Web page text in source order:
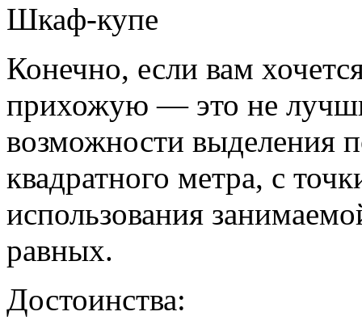
Шкаф-купе
Конечно, если вам
прихожую — это не
возможности выделения
квадратного метра, с
использования
равных.
Достоинства: